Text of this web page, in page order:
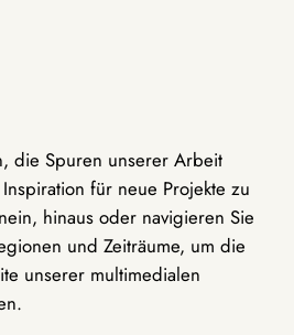
die Spuren unserer Arbeit
für neue Projekte zu
hinaus oder navigieren Sie
und Zeiträume, um die
unserer multimedialen